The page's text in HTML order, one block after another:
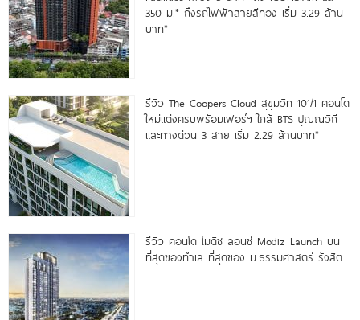
350 ม.* ถึงรถไฟฟ้าสายสีทอง เริ่ม 3.29 ล้าน
บาท*
รีวิว The Coopers Cloud สุขุมวิท 101/1 คอนโด
ใหม่แต่งครบพร้อมเฟอร์ฯ ใกล้ BTS ปุณณวิถี
และทางด่วน 3 สาย เริ่ม 2.29 ล้านบาท*
รีวิว คอนโด โมดิซ ลอนซ์ Modiz Launch บน
ที่สุดของทำเล ที่สุดของ ม.ธรรมศาสตร์ รังสิต